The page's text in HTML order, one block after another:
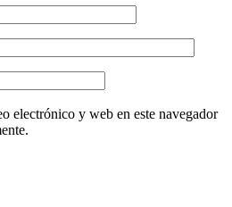
electrónico y web en este navegador